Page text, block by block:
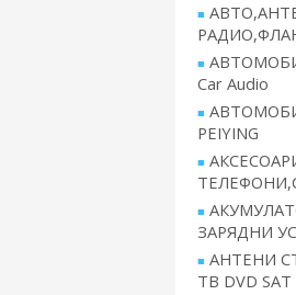
Car Audio
PEIYING
ЗАРЯДНИ
АНТЕНИ
ТВ DVD SAT